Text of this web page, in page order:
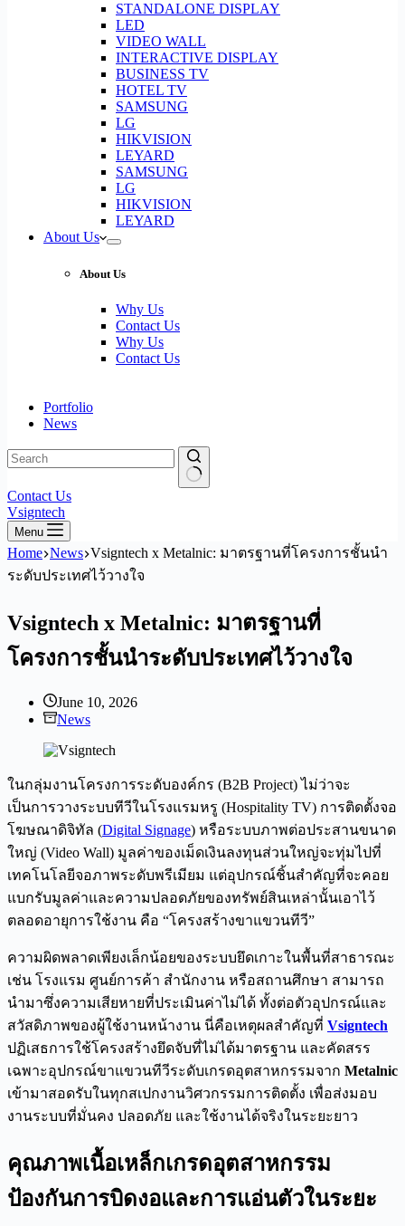
STANDALONE DISPLAY
LED
VIDEO WALL
INTERACTIVE DISPLAY
BUSINESS TV
HOTEL TV
SAMSUNG
LG
HIKVISION
LEYARD
SAMSUNG
LG
HIKVISION
LEYARD
About Us
About Us
Why Us
Contact Us
Why Us
Contact Us
Portfolio
News
No
results
Contact Us
Vsigntech
Menu
Home News Vsigntech x Metalnic: มาตรฐานที่โครงการชั้นนำ
ระดับประเทศไว้วางใจ
Vsigntech x Metalnic: มาตรฐานที่
โครงการชั้นนำระดับประเทศไว้วางใจ
June 10, 2026
News
ในกลุ่มงานโครงการระดับองค์กร (B2B Project) ไม่ว่าจะ
เป็นการวางระบบทีวีในโรงแรมหรู (Hospitality TV) การติดตั้งจอ
โฆษณาดิจิทัล (Digital Signage) หรือระบบภาพต่อประสานขนาด
ใหญ่ (Video Wall) มูลค่าของเม็ดเงินลงทุนส่วนใหญ่จะทุ่มไปที่
เทคโนโลยีจอภาพระดับพรีเมียม แต่อุปกรณ์ชิ้นสำคัญที่จะคอย
แบกรับมูลค่าและความปลอดภัยของทรัพย์สินเหล่านั้นเอาไว้
ตลอดอายุการใช้งาน คือ “โครงสร้างขาแขวนทีวี”
ความผิดพลาดเพียงเล็กน้อยของระบบยึดเกาะในพื้นที่สาธารณะ
เช่น โรงแรม ศูนย์การค้า สำนักงาน หรือสถานศึกษา สามารถ
นำมาซึ่งความเสียหายที่ประเมินค่าไม่ได้ ทั้งต่อตัวอุปกรณ์และ
สวัสดิภาพของผู้ใช้งานหน้างาน นี่คือเหตุผลสำคัญที่ Vsigntech
ปฏิเสธการใช้โครงสร้างยึดจับที่ไม่ได้มาตรฐาน และคัดสรร
เฉพาะอุปกรณ์ขาแขวนทีวีระดับเกรดอุตสาหกรรมจาก Metalnic
เข้ามาสอดรับในทุกสเปกงานวิศวกรรมการติดตั้ง เพื่อส่งมอบ
งานระบบที่มั่นคง ปลอดภัย และใช้งานได้จริงในระยะยาว
คุณภาพเนื้อเหล็กเกรดอุตสาหกรรม
ป้องกันการบิดงอและการแอ่นตัวในระยะ